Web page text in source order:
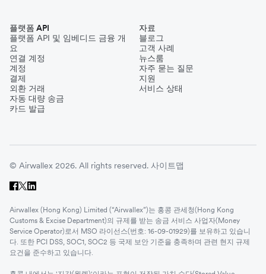
플랫폼 API
플랫폼 API 및 임베디드 금융 개
요
연결 계정
계정
결제
외환 거래
자동 대량 송금
카드 발급
자료
블로그
고객 사례
뉴스룸
자주 묻는 질문
지원
서비스 상태
© Airwallex 2026. All rights reserved. 사이트맵
Airwallex (Hong Kong) Limited (“Airwallex”)는 홍콩 관세청(Hong Kong
Customs & Excise Department)의 규제를 받는 송금 서비스 사업자(Money
Service Operator)로서 MSO 라이선스(번호: 16-09-01929)를 보유하고 있습니
다. 또한 PCI DSS, SOC1, SOC2 등 국제 보안 기준을 충족하며 관련 현지 규제
요건을 준수하고 있습니다.